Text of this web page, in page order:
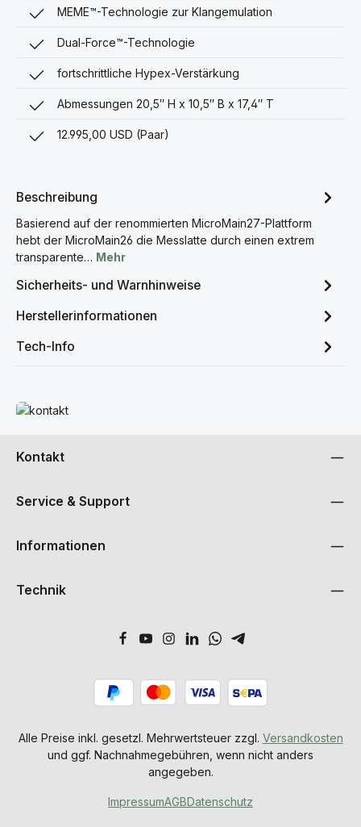
MEME™-Technologie zur Klangemulation
Dual-Force™-Technologie
fortschrittliche Hypex-Verstärkung
Abmessungen 20,5″ H x 10,5″ B x 17,4″ T
12.995,00 USD (Paar)
Beschreibung
Basierend auf der renommierten MicroMain27-Plattform
hebt der MicroMain26 die Messlatte durch einen extrem
transparente… Mehr
Sicherheits- und Warnhinweise
Herstellerinformationen
Tech-Info
Mehr erfahren
Kontakt
Service & Support
Informationen
Technik
Alle Preise inkl. gesetzl. Mehrwertsteuer zzgl. Versandkosten
und ggf. Nachnahmegebühren, wenn nicht anders
angegeben.
ImpressumAGBDatenschutz